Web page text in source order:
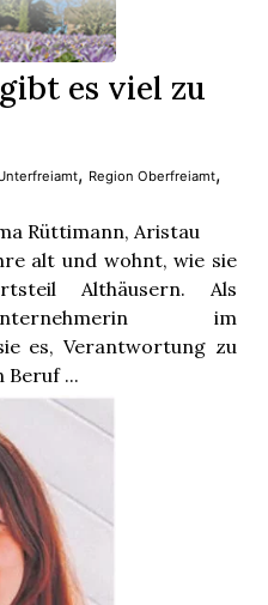
es viel zu
, Region Oberfreiamt,
Rüttimann, Aristau
alt und wohnt, wie sie
Althäusern. Als
im
es, Verantwortung zu
Beruf ...